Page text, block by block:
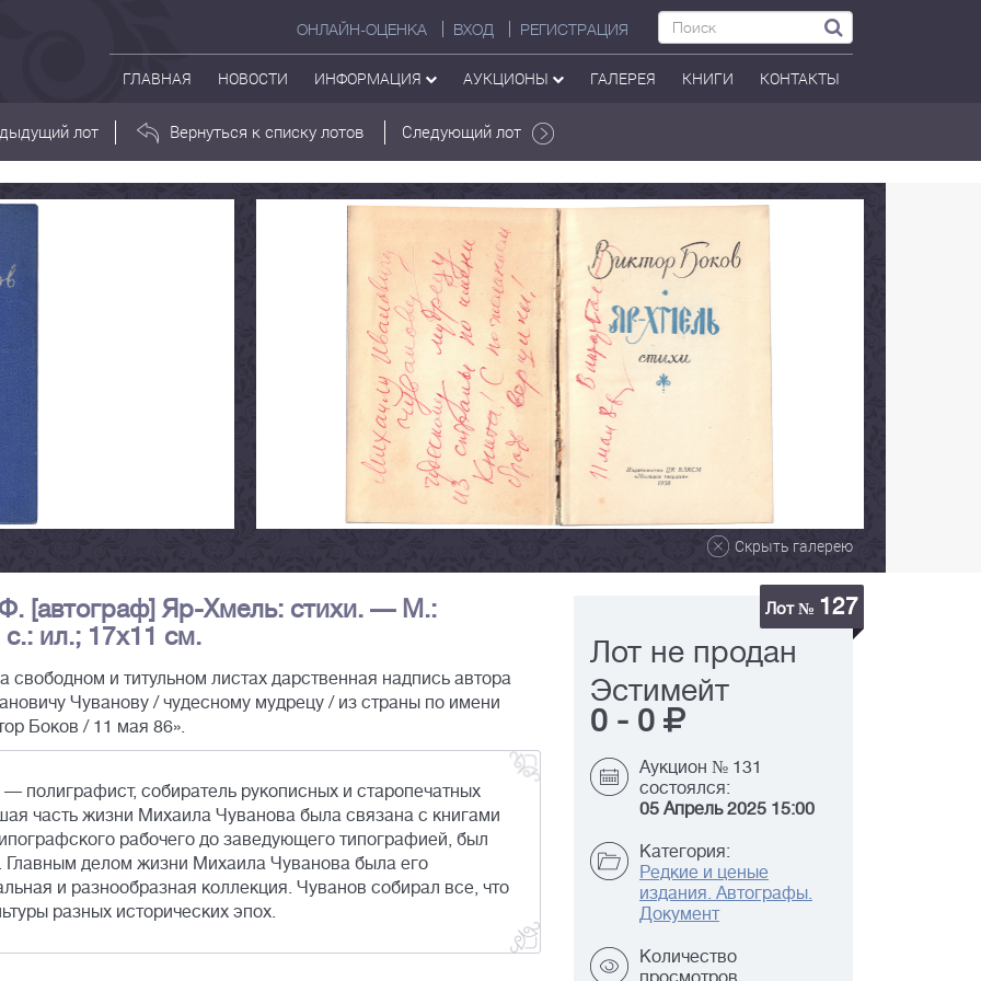
ОНЛАЙН-ОЦЕНКА ВХОД РЕГИСТРАЦИЯ
ГЛАВНАЯ НОВОСТИ ИНФОРМАЦИЯ АУКЦИОНЫ ГАЛЕРЕЯ КНИГИ КОНТАКТЫ
лот Вернуться к списку лотов Следующий лот
Скрыть галерею
[автограф] Яр-Хмель: стихи. — М.:
ил.; 17х11 см.
и титульном листах дарственная надпись автора
Чуванову / чудесному мудрецу / из страны по имени
Боков / 11 мая 86».
собиратель рукописных и старопечатных
часть жизни Михаила Чуванова была связана с книгами
рабочего до заведующего типографией, был
делом жизни Михаила Чуванова была его
и разнообразная коллекция. Чуванов собирал все, что
разных исторических эпох.
Лот № 127
Лот не продан
Эстимейт
0 - 0
Аукцион № 131
состоялся:
05 Апрель 2025 15:00
Категория:
Редкие и ценые
издания. Автографы.
Документ
Количество